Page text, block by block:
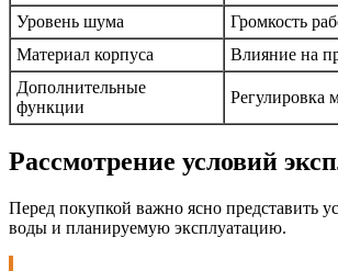
Уровень шума
Громкость
Материал корпуса
Влияние на
Дополнительные
функции
Регулировка
Рассмотрение условий
Перед покупкой важно ясно представить
воды и планируемую эксплуатацию.